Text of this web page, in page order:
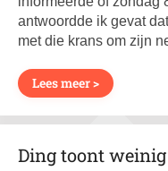
antwoordde ik gevat
met die krans om zijn
Lees meer >
Ding toont